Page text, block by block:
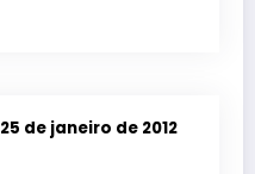
25 de janeiro de 2012